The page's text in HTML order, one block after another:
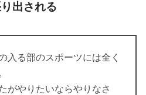
出される
入る部のスポーツには全く
がやりたいならやりなさ